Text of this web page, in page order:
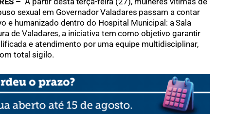
sexual em Governador Valadares passam a contar
e humanizado dentro do Hospital Municipal: a Sala
de Valadares, a iniciativa tem como objetivo garantir
e atendimento por uma equipe multidisciplinar,
total sigilo.